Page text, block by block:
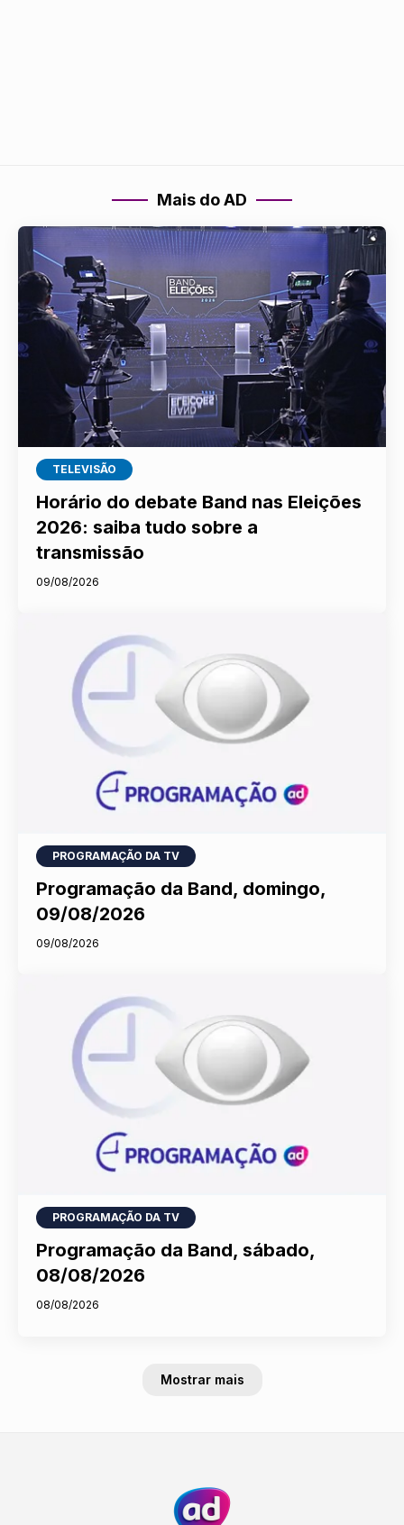
Mais do AD
TELEVISÃO
Horário do debate Band nas Eleições
2026: saiba tudo sobre a
transmissão
09/08/2026
PROGRAMAÇÃO DA TV
Programação da Band, domingo,
09/08/2026
09/08/2026
PROGRAMAÇÃO DA TV
Programação da Band, sábado,
08/08/2026
08/08/2026
Mostrar mais